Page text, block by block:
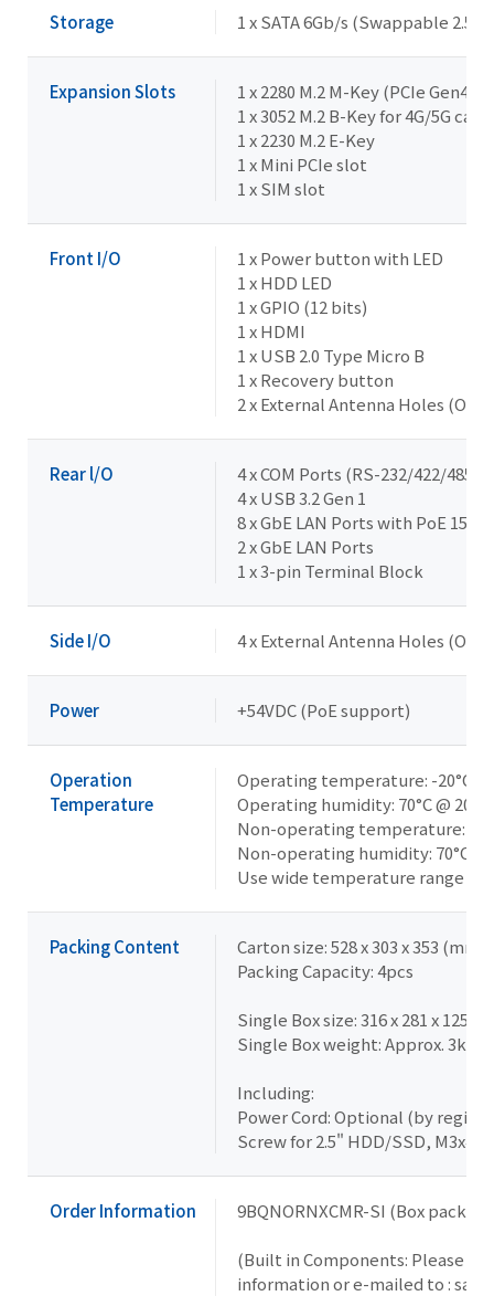
Storage 1 x SATA 6Gb/s (Swappable 2.5"
Expansion Slots
1 x 2280 M.2 M-Key (PCIe
1 x 3052 M.2 B-Key for 4G/5G
1 x 2230 M.2 E-Key
1 x Mini PCIe slot
1 x SIM slot
Front I/O
1 x Power button with LED
1 x HDD LED
1 x GPIO (12 bits)
1 x HDMI
1 x USB 2.0 Type Micro B
1 x Recovery button
2 x External Antenna Holes
Rear l/O
4 x COM Ports (RS-232/422/485)
4 x USB 3.2 Gen 1
8 x GbE LAN Ports with PoE
2 x GbE LAN Ports
1 x 3-pin Terminal Block
Side I/O 4 x External Antenna Holes
Power +54VDC (PoE support)
Operation
Temperature
Operating temperature: -20°C to
Operating humidity: 70°C @ 20-
Non-operating temperature: -
Non-operating humidity: 70°C
Use wide temperature range
Packing Content
Carton size: 528 x 303 x 353 (mm)
Packing Capacity: 4pcs
Single Box size: 316 x 281 x 125
Single Box weight: Approx. 3kg
Including:
Power Cord: Optional (by region)
Screw for 2.5" HDD/SSD, M3x4L
Order Information 9BQNORNXCMR-SI (Box
(Built in Components: Please
information or e-mailed to :